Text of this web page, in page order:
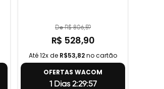
De R$ 806,59
R$ 528,90
Até 12x de R$53,82no cartão
OFERTAS WACOM
1 Dias 2:29:56